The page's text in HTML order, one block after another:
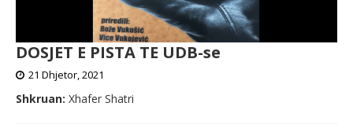
DOSJET E PISTA TE UDB-se
21 Dhjetor, 2021
Shkruan: Xhafer Shatri